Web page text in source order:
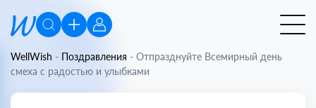
WellWish - Поздравления - Отпразднуйте Всемирный день
смеха с радостью и улыбками